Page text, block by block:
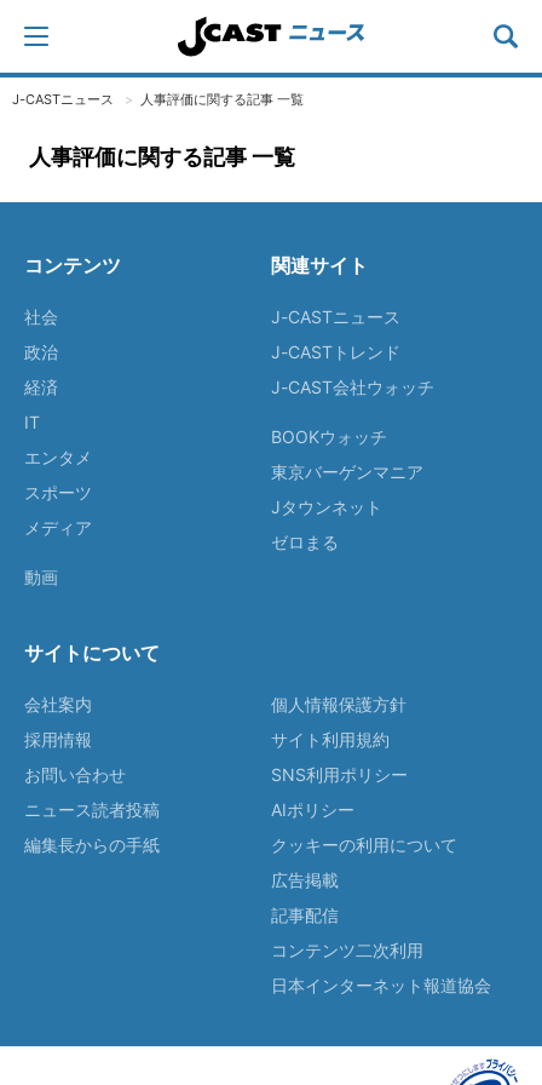
J-CASTニュース 人事評価に関する記事 一覧
人事評価に関する記事 一覧
コンテンツ
社会
政治
経済
IT
エンタメ
スポーツ
メディア
動画
関連サイト
J-CASTニュース
J-CASTトレンド
J-CAST会社ウォッチ
BOOKウォッチ
東京バーゲンマニア
Jタウンネット
ゼロまる
サイトについて
会社案内
採用情報
お問い合わせ
ニュース読者投稿
編集長からの手紙
個人情報保護方針
サイト利用規約
SNS利用ポリシー
AIポリシー
クッキーの利用について
広告掲載
記事配信
コンテンツ二次利用
日本インターネット報道協会